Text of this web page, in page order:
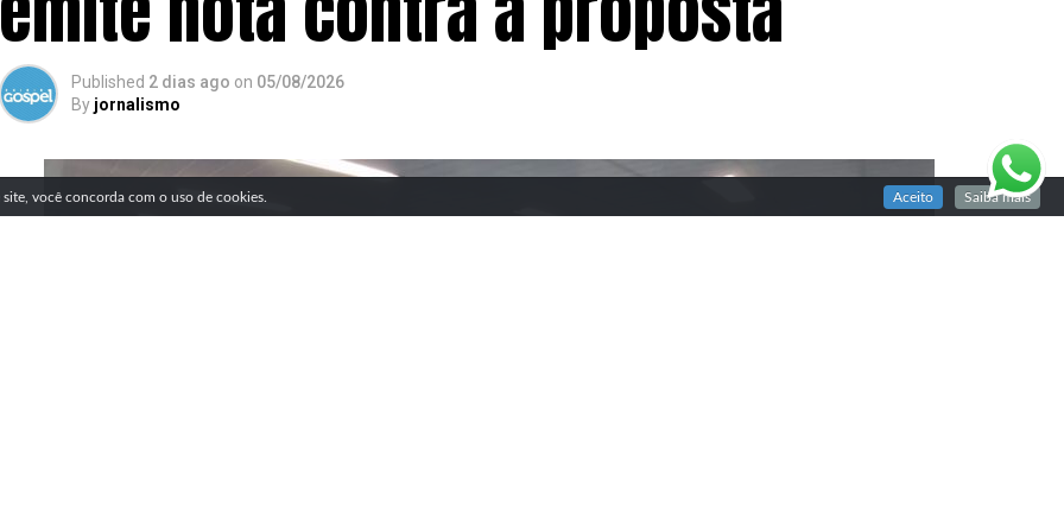
Published 2 dias ago on 05/08/2026
By jornalismo
você concorda com o uso de cookies. Aceito Saiba mais